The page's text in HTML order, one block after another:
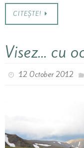
CITEȘTE!
Visez… cu
12 October 2012